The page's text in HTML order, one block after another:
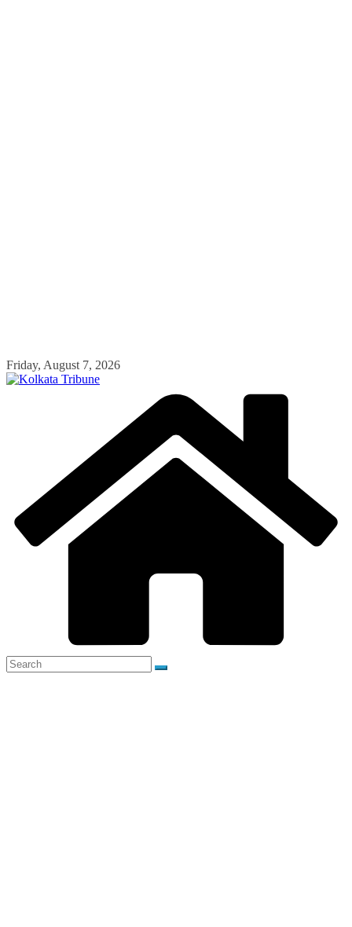
Skip
to
Friday, August 7, 2026